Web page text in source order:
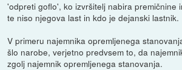
'odpreti goflo', ko izvršitelj nabira premičnine
te niso njegova last in kdo je dejanski lastnik.
V primeru najemnika opremljenega
šlo narobe, verjetno predvsem to, da
zgolj najemnik opremljenega stanovanja.